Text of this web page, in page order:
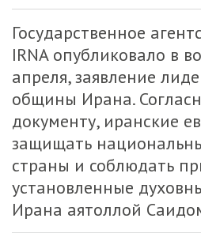
Государственное
IRNA опубликовало в
апреля, заявление
общины Ирана.
документу, иранские
защищать
страны и соблюдать
установленные
Ирана аятоллой